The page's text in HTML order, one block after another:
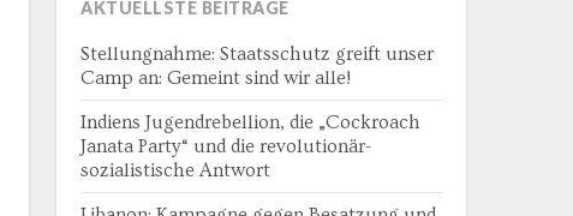
AKTUELLSTE BEITRÄGE
Stellungnahme: Staatsschutz greift unser
Camp an: Gemeint sind wir alle!
Indiens Jugendrebellion, die „Cockroach
Janata Party“ und die revolutionär-
sozialistische Antwort